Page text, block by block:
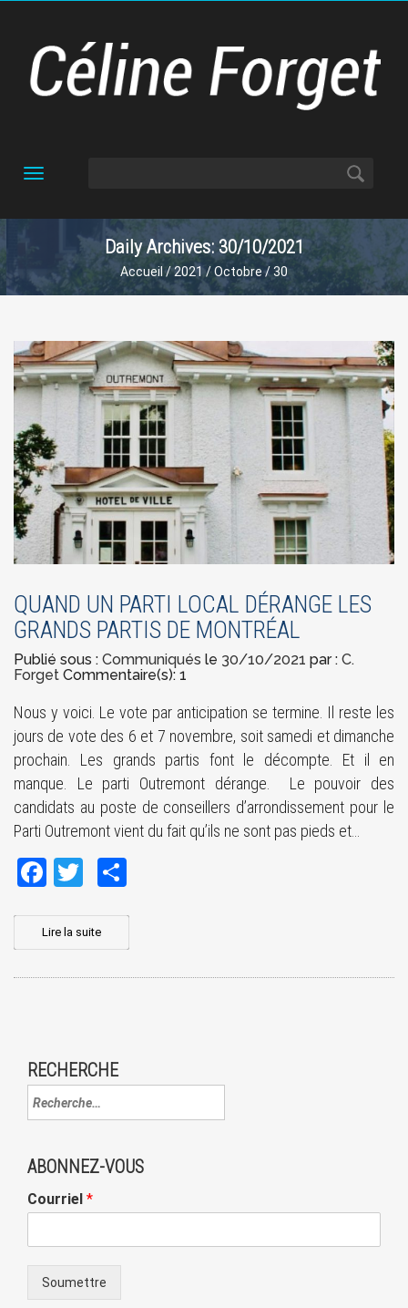
Toggle
Daily Archives: 30/10/2021
Accueil /2021/Octobre/ 30
QUAND UN PARTI LOCAL DÉRANGE LES
GRANDS PARTIS DE MONTRÉAL
Publié sous : Communiqués le 30/10/2021 par : C.
Forget Commentaire(s): 1
Nous y voici. Le vote par anticipation se termine. Il reste les
jours de vote des 6 et 7 novembre, soit samedi et dimanche
prochain. Les grands partis font le décompte. Et il en
manque. Le parti Outremont dérange. Le pouvoir des
candidats au poste de conseillers d’arrondissement pour le
Parti Outremont vient du fait qu’ils ne sont pas pieds et…
FacebookTwitter
Lire la suite
RECHERCHE
ABONNEZ-VOUS
Courriel *
Soumettre